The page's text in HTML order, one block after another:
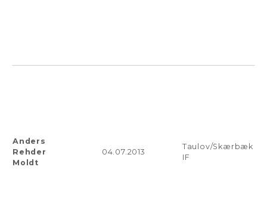
Anders
Rehder
Moldt
04.07.2013
Taulov/Skærbæk
IF